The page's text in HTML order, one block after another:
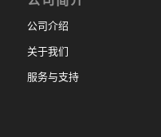
公司介绍
关于我们
服务与支持